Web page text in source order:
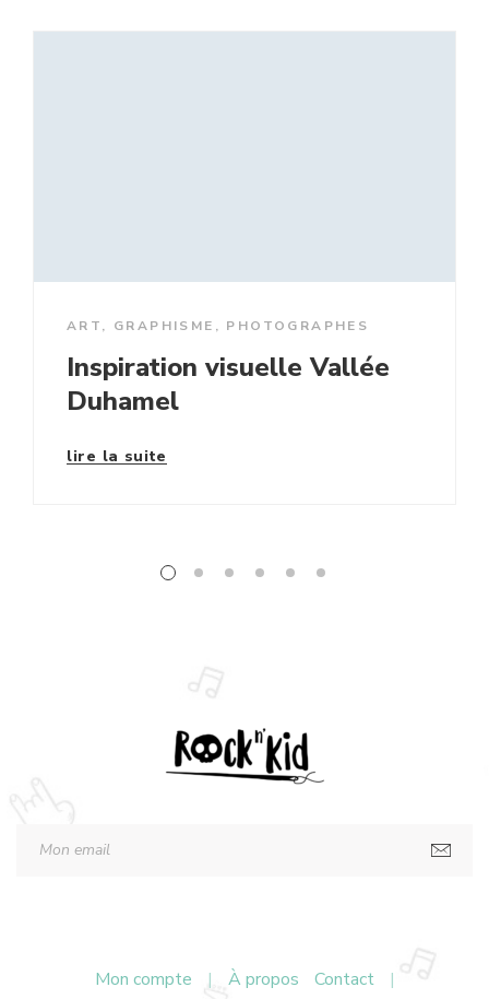
ART, GRAPHISME , PHOTOGRAPHES
Inspiration visuelle Vallée
Duhamel
lire la suite
Mon compte | À propos Contact
|